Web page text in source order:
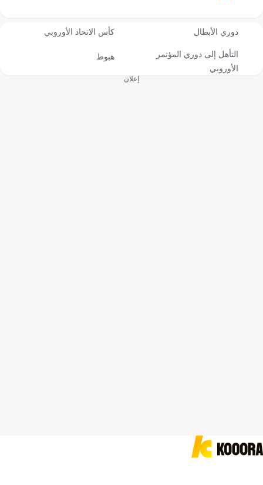
دوري الأبطال كأس الاتحاد الأوروبي
التأهل إلى دوري المؤتمر
الأوروبي
هبوط
إعلان